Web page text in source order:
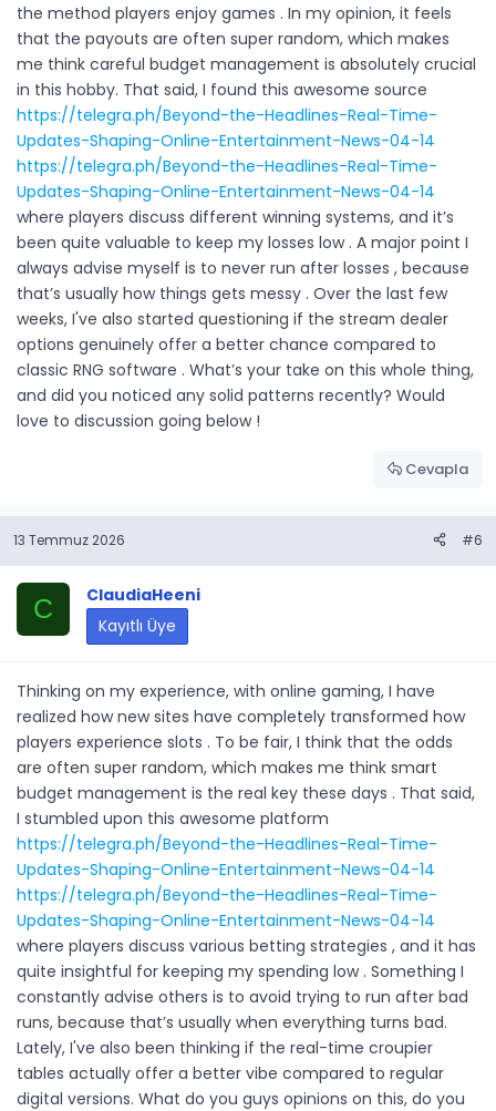
the method players enjoy games . In my opinion, it feels
that the payouts are often super random, which makes
me think careful budget management is absolutely crucial
in this hobby. That said, I found this awesome source
https://telegra.ph/Beyond-the-Headlines-Real-Time-
Updates-Shaping-Online-Entertainment-News-04-14
https://telegra.ph/Beyond-the-Headlines-Real-Time-
Updates-Shaping-Online-Entertainment-News-04-14
where players discuss different winning systems, and it’s
been quite valuable to keep my losses low . A major point I
always advise myself is to never run after losses , because
that’s usually how things gets messy . Over the last few
weeks, I've also started questioning if the stream dealer
options genuinely offer a better chance compared to
classic RNG software . What’s your take on this whole thing,
and did you noticed any solid patterns recently? Would
love to discussion going below !
Cevapla
13 Temmuz 2026 #6
C
ClaudiaHeeni
Kayıtlı Üye
Thinking on my experience, with online gaming, I have
realized how new sites have completely transformed how
players experience slots . To be fair, I think that the odds
are often super random, which makes me think smart
budget management is the real key these days . That said,
I stumbled upon this awesome platform
https://telegra.ph/Beyond-the-Headlines-Real-Time-
Updates-Shaping-Online-Entertainment-News-04-14
https://telegra.ph/Beyond-the-Headlines-Real-Time-
Updates-Shaping-Online-Entertainment-News-04-14
where players discuss various betting strategies , and it has
quite insightful for keeping my spending low . Something I
constantly advise others is to avoid trying to run after bad
runs, because that’s usually when everything turns bad.
Lately, I've also been thinking if the real-time croupier
tables actually offer a better vibe compared to regular
digital versions. What do you guys opinions on this, do you